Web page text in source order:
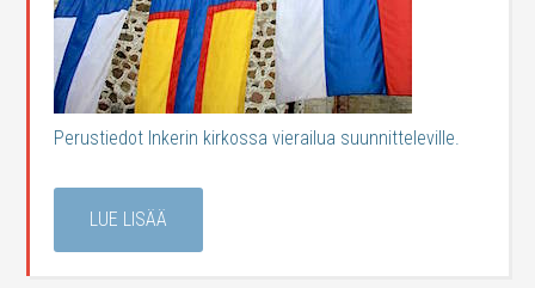
Perustiedot Inkerin kirkossa vierailua suunnitteleville.
LUE LISÄÄ